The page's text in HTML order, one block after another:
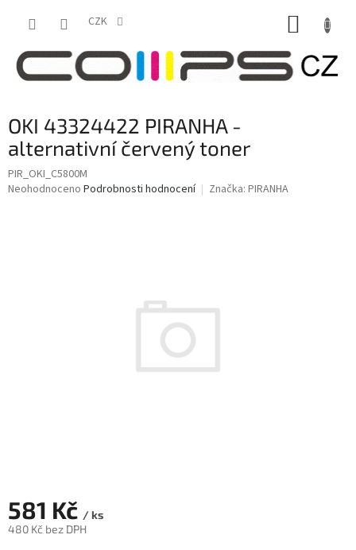
CZK
OKI 43324422 PIRANHA -
alternativní červený toner
PIR_OKI_C5800M
Průměrné
Neohodnoceno Podrobnosti hodnocení Značka: PIRANHA
581 Kč / ks
480 Kč bez DPH